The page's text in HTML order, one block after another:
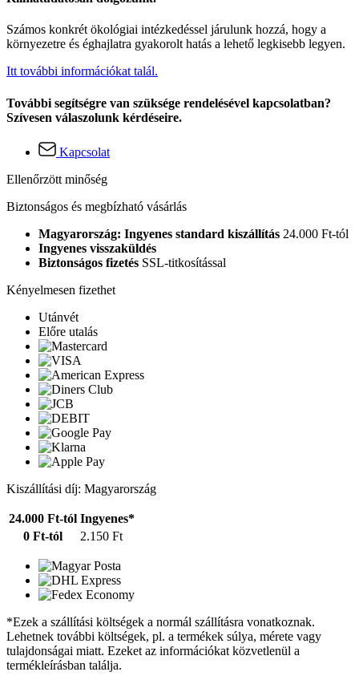
Számos konkrét ökológiai intézkedéssel járulunk hozzá, hogy a
környezetre és éghajlatra gyakorolt hatás a lehető legkisebb legyen.
Itt további információkat talál.
További segítségre van szüksége rendelésével kapcsolatban?
Szívesen válaszolunk kérdéseire.
Kapcsolat
Ellenőrzött minőség
Biztonságos és megbízható vásárlás
Magyarország: Ingyenes standard kiszállítás 24.000 Ft-tól
Ingyenes visszaküldés
Biztonságos fizetés SSL-titkosítással
Kényelmesen fizethet
Utánvét
Előre utalás
Kiszállítási díj: Magyarország
24.000 Ft-tól Ingyenes*
0 Ft-tól
2.150 Ft
*Ezek a szállítási költségek a normál szállításra vonatkoznak.
Lehetnek további költségek, pl. a termékek súlya, mérete vagy
tulajdonságai miatt. Ezeket az információkat közvetlenül a
termékleírásban találja.